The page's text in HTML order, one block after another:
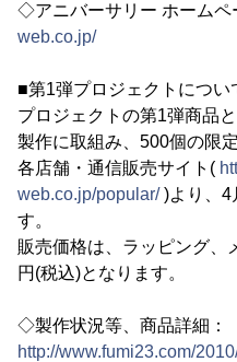
◇アニバーサリー ホームペ
web.co.jp/
■第1弾プロジェクトについ
プロジェクトの第1弾商品
製作に取組み、500個の限
各店舗・通信販売サイト(
web.co.jp/popular/)より、4
す。
販売価格は、ラッピング、
円(税込)となります。
◇製作状況等、商品詳細：
http://www.fumi23.com/